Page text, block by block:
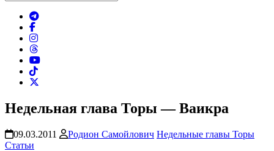
Недельная глава Торы — Ваикра
09.03.2011 Родион Самойлович Недельные главы Торы
Статьи